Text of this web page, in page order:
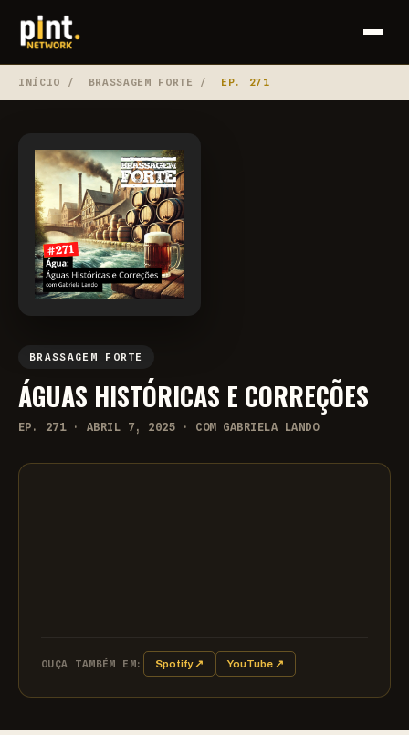
INÍCIO / BRASSAGEM FORTE / EP. 271
BRASSAGEM FORTE
ÁGUAS HISTÓRICAS E CORREÇÕES
EP. 271 · ABRIL 7, 2025 · COM GABRIELA LANDO
OUÇA TAMBÉM EM: Spotify ↗ YouTube ↗